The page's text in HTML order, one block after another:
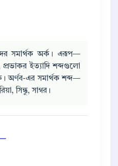
সমার্থক অর্ক। এরূপ—
প্রভাকর ইত্যাদি শব্দগুলো
অর্ণব-এর সমার্থক শব্দ—
সিন্ধু, সাগর।